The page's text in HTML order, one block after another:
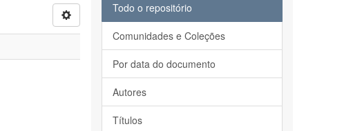
Todo o repositório
Comunidades e Coleções
Por data do documento
Autores
Títulos